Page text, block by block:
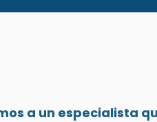
a un especialista